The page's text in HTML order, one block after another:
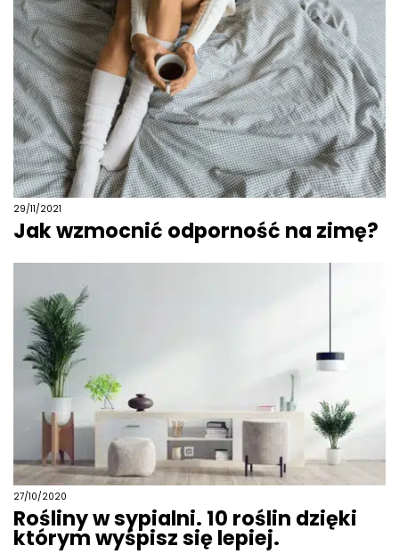
29/11/2021
Jak wzmocnić odporność na zimę?
27/10/2020
Rośliny w sypialni. 10 roślin dzięki
którym wyśpisz się lepiej.